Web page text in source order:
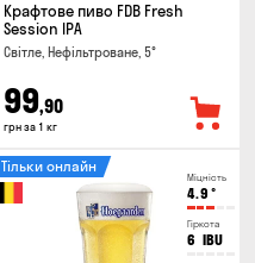
Крафтове пиво FDB Fresh
Session IPA
Світле, Нефільтроване, 5°
99,90
грн за 1 кг
Міцність
4.9 °
Гіркота
6 IBU
Тільки онлайн